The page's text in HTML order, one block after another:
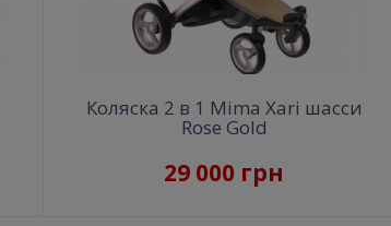
Коляска 2 в 1 Mima Xari шасси
Rose Gold
29 000 грн